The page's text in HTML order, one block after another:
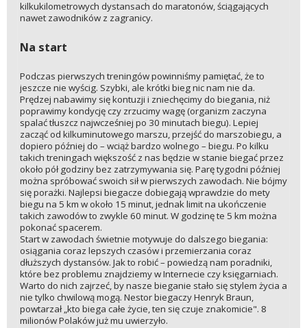
kilkukilometrowych dystansach do maratonów, ściągających
nawet zawodników z zagranicy.
Na start
Podczas pierwszych treningów powinniśmy pamiętać, że to
jeszcze nie wyścig. Szybki, ale krótki bieg nic nam nie da.
Prędzej nabawimy się kontuzji i zniechęcimy do biegania, niż
poprawimy kondycję czy zrzucimy wagę (organizm zaczyna
spalać tłuszcz najwcześniej po 30 minutach biegu). Lepiej
zacząć od kilkuminutowego marszu, przejść do marszobiegu, a
dopiero później do – wciąż bardzo wolnego – biegu. Po kilku
takich treningach większość z nas będzie w stanie biegać przez
około pół godziny bez zatrzymywania się. Parę tygodni później
można spróbować swoich sił w pierwszych zawodach. Nie bójmy
się porażki. Najlepsi biegacze dobiegają wprawdzie do mety
biegu na 5 km w około 15 minut, jednak limit na ukończenie
takich zawodów to zwykle 60 minut. W godzinę te 5 km można
pokonać spacerem.
Start w zawodach świetnie motywuje do dalszego biegania:
osiągania coraz lepszych czasów i przemierzania coraz
dłuższych dystansów. Jak to robić – powiedzą nam poradniki,
które bez problemu znajdziemy w Internecie czy księgarniach.
Warto do nich zajrzeć, by nasze bieganie stało się stylem życia a
nie tylko chwilową mogą. Nestor biegaczy Henryk Braun,
powtarzał „kto biega całe życie, ten się czuje znakomicie". 8
milionów Polaków już mu uwierzyło.